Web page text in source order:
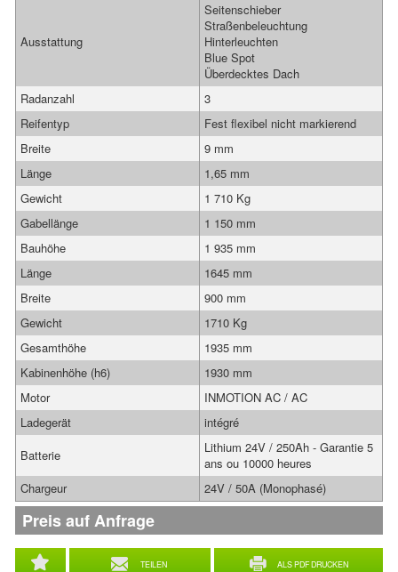
TEILEN ALS PDF DRUCKEN
Ausstattung
Seitenschieber
Straßenbeleuchtung
Hinterleuchten
Blue Spot
Überdecktes Dach
Radanzahl
3
Reifentyp
Fest flexibel nicht markierend
Breite
9 mm
Länge
1,65 mm
Gewicht
1 710 Kg
Gabellänge
1 150 mm
Bauhöhe
1 935 mm
Länge
1645 mm
Breite
900 mm
Gewicht
1710 Kg
Gesamthöhe
1935 mm
Kabinenhöhe (h6)
1930 mm
Motor
INMOTION AC / AC
Ladegerät
intégré
Batterie
Lithium 24V / 250Ah - Garantie 5
ans ou 10000 heures
Chargeur
24V / 50A (Monophasé)
Preis auf Anfrage